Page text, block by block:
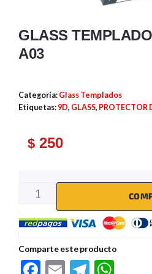
GLASS
A03
Categoría: Glass Templados
Etiquetas: 9D, GLASS, PROTECTOR
$ 250
Comparte este producto